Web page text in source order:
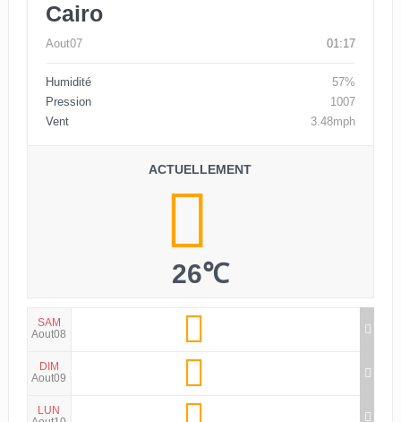
Cairo
Aout07 01:17
Humidité
57%
Pression
1007
Vent
3.48mph
ACTUELLEMENT
26℃
SAM
Aout08
DIM
Aout09
LUN